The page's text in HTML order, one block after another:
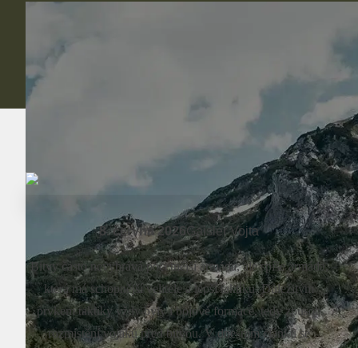
8. června 2026 Gaisler Vojta
Bitvy často nevyhrává početnější armáda, ale spíše armáda,
která má schopnější velitele a lepší taktiku. Důležitým
prvkem taktiky vždy byly i bojové formace, tedy způsob
rozmístění vojáků před bitvou. V dnešním článků se